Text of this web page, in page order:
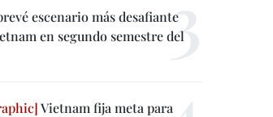
escenario más desafiante
en segundo semestre del
Vietnam fija meta para